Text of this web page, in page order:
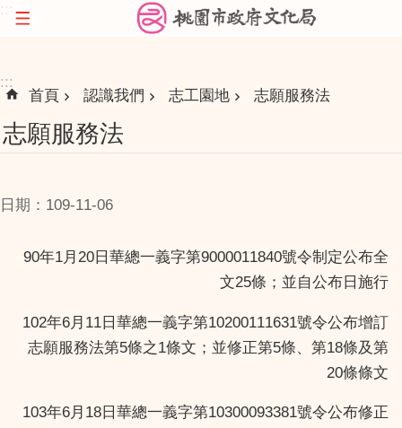
跳到主要內容區塊
:::
首頁 認識我們 志工園地 志願服務法
志願服務法
日期：109-11-06
90年1月20日華總一義字第9000011840號令制定公布全
文25條；並自公布日施行
102年6月11日華總一義字第10200111631號令公布增訂
志願服務法第5條之1條文；並修正第5條、第18條及第
20條條文
103年6月18日華總一義字第10300093381號令公布修正